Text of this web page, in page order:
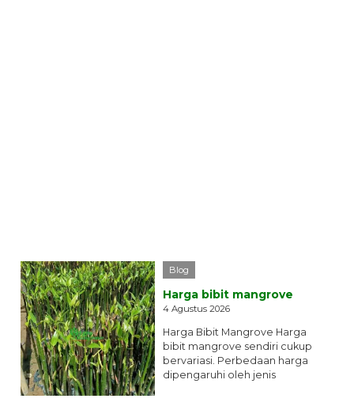
Blog
Harga bibit mangrove
4 Agustus 2026
Harga Bibit Mangrove Harga
bibit mangrove sendiri cukup
bervariasi. Perbedaan harga
dipengaruhi oleh jenis